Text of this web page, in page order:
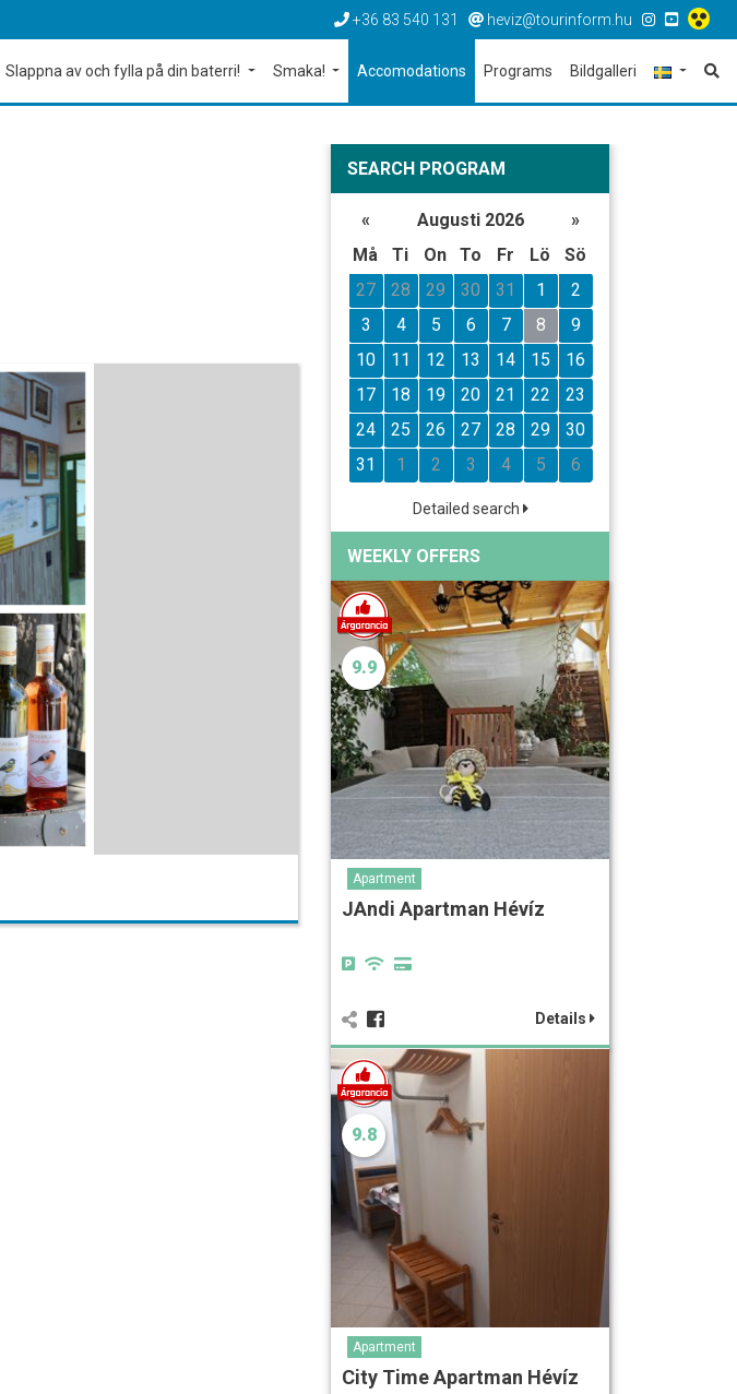
+36 83 540 131 heviz@tourinform.hu
Slappna av och fylla på din baterri! Smaka! Accomodations Programs Bildgalleri
SEARCH PROGRAM
« Augusti 2026
»
Må
Ti On To Fr Lö
Sö
27
28 29 30 31 1
2
3
4 5 6 7 8
9
10
11 12 13 14 15
16
17
18 19 20 21 22
23
24
25 26 27 28 29
30
31
1 2 3 4 5 6
Detailed search
WEEKLY OFFERS
9.9
Apartment
JAndi Apartman Hévíz
Details
9.8
Apartment
City Time Apartman Hévíz